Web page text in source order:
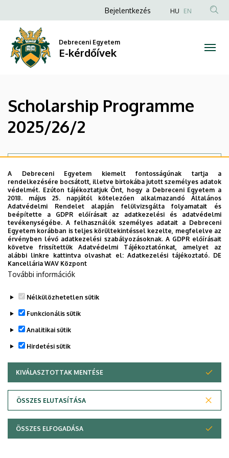
Programme
2025/26/2
kérdőívek
a
tartalomra
Anonim
fiók
menüje
Bejelentkezés HU EN
Debreceni Egyetem
E-kérdőívek
Scholarship Programme
2025/26/2
Állapotüzenet
Sajnáljuk ... Ez az űrlap jelenleg le van zárva.
Adatvédelem
Copyright © 2026 Unideb
A Debreceni Egyetem kiemelt fontosságúnak tartja a
rendelkezésére bocsátott, illetve birtokába jutott személyes adatok
védelmét. Ezúton tájékoztatjuk Önt, hogy a Debreceni Egyetem a
2018. május 25. napjától kötelezően alkalmazandó Általános
Adatvédelmi Rendelet alapján felülvizsgálta folyamatait és
beépítette a GDPR előírásait az adatkezelési és adatvédelmi
tevékenységébe. A felhasználók személyes adatait a Debreceni
Egyetem korábban is teljes körültekintéssel kezelte, megfelelve az
érvényben lévő adatkezelési szabályozásoknak. A GDPR előírásait
követve frissítettük Adatvédelmi Tájékoztatónkat, amelyet az
alábbi linkre kattintva olvashat el:Adatkezelési tájékoztató. DE
Kancellária WAV Központ
További információk
Nélkülözhetetlen sütik
Funkcionális sütik
Analitikai sütik
Hirdetési sütik
KIVÁLASZTOTTAK MENTÉSE
ÖSSZES ELUTASÍTÁSA
WITHDRAW CONSENT
ÖSSZES ELFOGADÁSA